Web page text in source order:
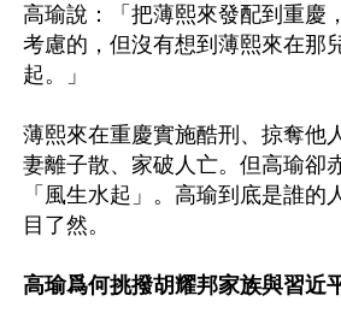
高瑜說：「把薄熙來發配到重慶
考慮的，但沒有想到薄熙來在那
起。」
薄熙來在重慶實施酷刑、掠奪他
妻離子散、家破人亡。但高瑜卻
「風生水起」。高瑜到底是誰的
目了然。
高瑜爲何挑撥胡耀邦家族與習近